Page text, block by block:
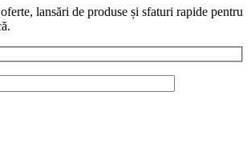
lansări de produse și sfaturi rapide pentru